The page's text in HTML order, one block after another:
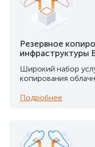
Резервное
инфраструктуры
Широкий набор
копирования
Подробнее